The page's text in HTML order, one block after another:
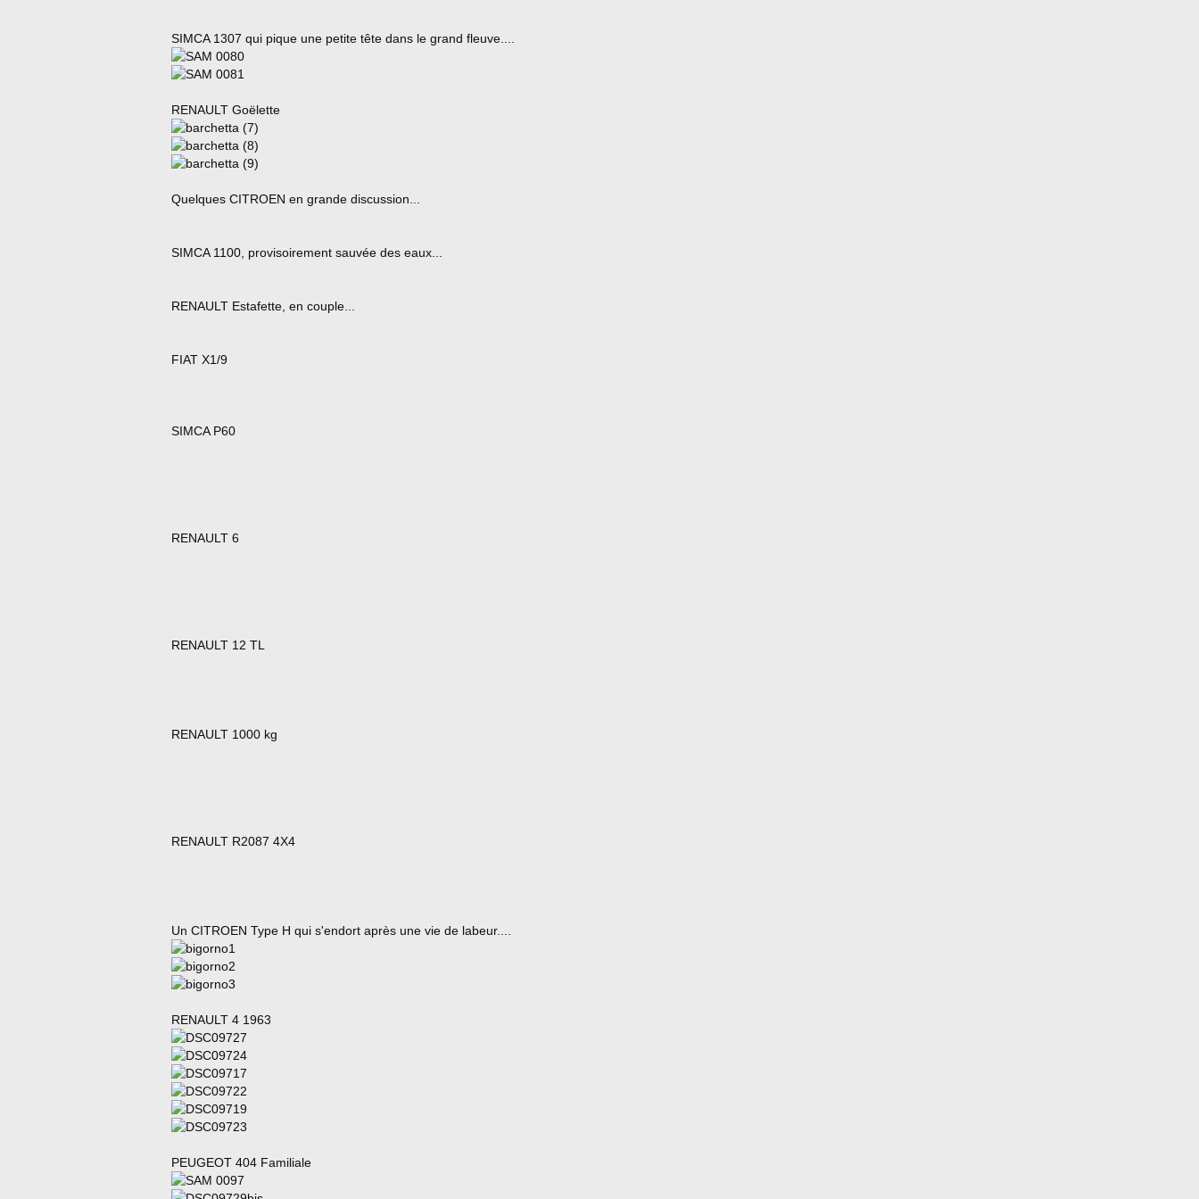
SIMCA 1307 qui pique une petite tête dans le grand fleuve....
RENAULT Goëlette
Quelques CITROEN en grande discussion...
SIMCA 1100, provisoirement sauvée des eaux...
RENAULT Estafette, en couple...
FIAT X1/9
SIMCA P60
RENAULT 6
RENAULT 12 TL
RENAULT 1000 kg
RENAULT R2087 4X4
Un CITROEN Type H qui s'endort après une vie de labeur....
RENAULT 4 1963
PEUGEOT 404 Familiale